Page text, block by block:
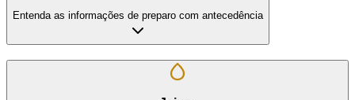
Entenda as informações de preparo com antecedência